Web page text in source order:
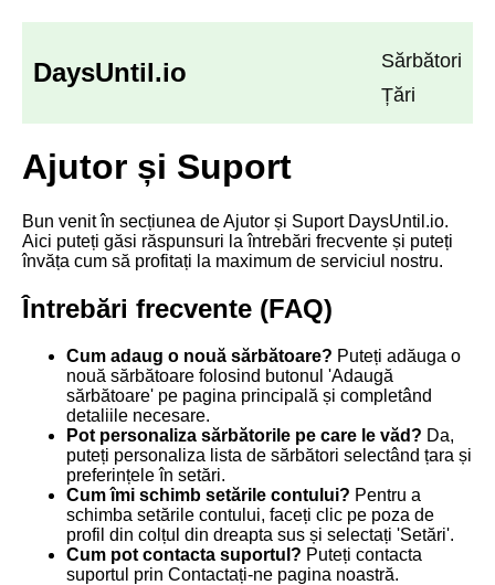
DaysUntil.io
Sărbători
Țări
Ajutor și Suport
Bun venit în secțiunea de Ajutor și Suport DaysUntil.io.
Aici puteți găsi răspunsuri la întrebări frecvente și puteți
învăța cum să profitați la maximum de serviciul nostru.
Întrebări frecvente (FAQ)
Cum adaug o nouă sărbătoare? Puteți adăuga o
nouă sărbătoare folosind butonul 'Adaugă
sărbătoare' pe pagina principală și completând
detaliile necesare.
Pot personaliza sărbătorile pe care le văd? Da,
puteți personaliza lista de sărbători selectând țara și
preferințele în setări.
Cum îmi schimb setările contului? Pentru a
schimba setările contului, faceți clic pe poza de
profil din colțul din dreapta sus și selectați 'Setări'.
Cum pot contacta suportul? Puteți contacta
suportul prin Contactați-ne pagina noastră.